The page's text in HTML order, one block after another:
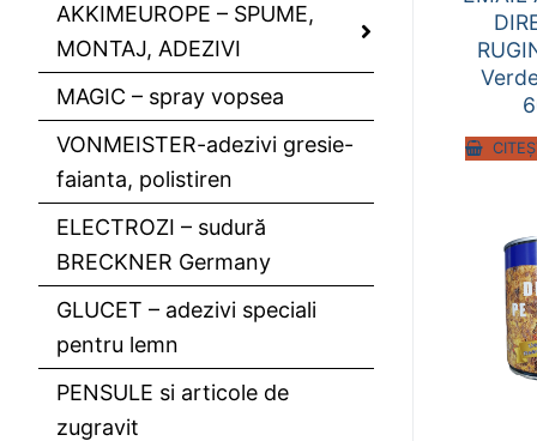
AKKIMEUROPE – SPUME,
MONTAJ, ADEZIVI
MAGIC – spray vopsea
VONMEISTER-adezivi gresie-
faianta, polistiren
ELECTROZI – sudură
BRECKNER Germany
GLUCET – adezivi speciali
pentru lemn
PENSULE si articole de
zugravit